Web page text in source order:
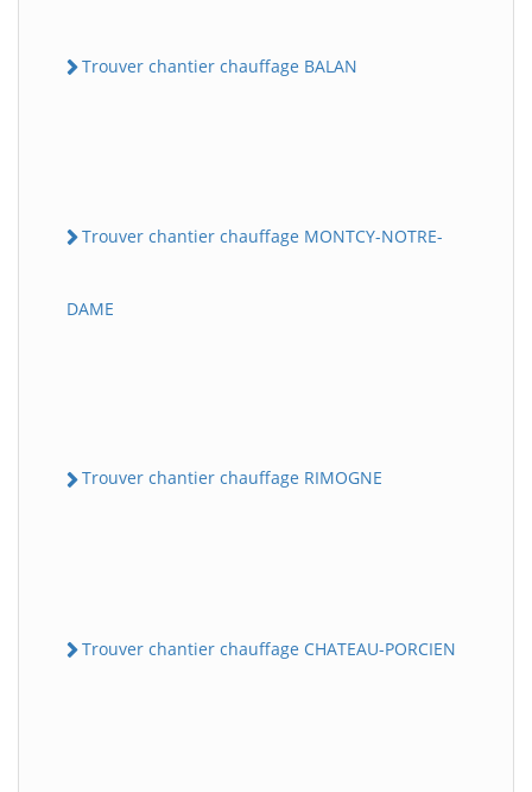
Trouver chantier chauffage BALAN
Trouver chantier chauffage MONTCY-NOTRE-
DAME
Trouver chantier chauffage RIMOGNE
Trouver chantier chauffage CHATEAU-PORCIEN